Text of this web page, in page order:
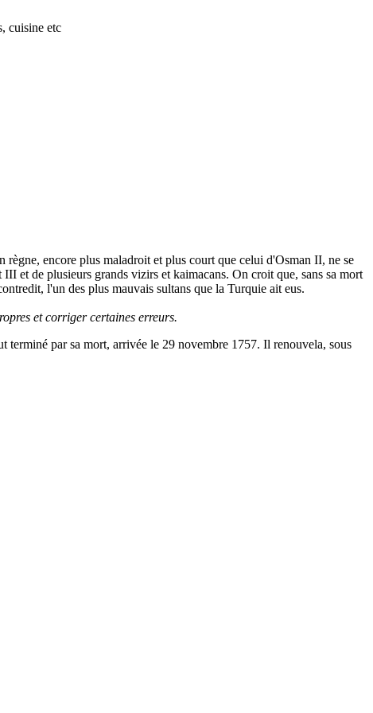
cuisine etc
encore plus maladroit et plus court que celui d'Osman II, ne se
et de plusieurs grands vizirs et kaimacans. On croit que, sans sa mort
l'un des plus mauvais sultans que la Turquie ait eus.
et corriger certaines erreurs.
par sa mort, arrivée le 29 novembre 1757. Il renouvela, sous